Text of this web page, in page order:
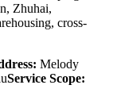
Zhuhai,
cross-
Melody
Service Scope: